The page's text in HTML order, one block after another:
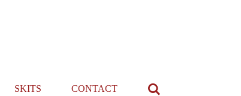
SKITS CONTACT